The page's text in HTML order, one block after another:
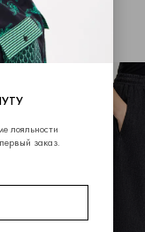
лояльности
заказ.